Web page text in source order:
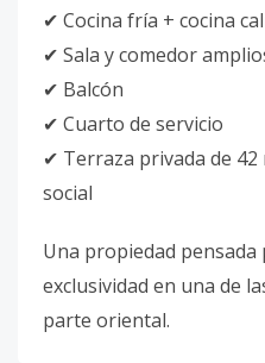
✔ Cocina fría + cocina
✔ Sala y comedor
✔ Balcón
✔ Cuarto de servicio
✔ Terraza privada de 42
social
Una propiedad
exclusividad en una de
parte oriental.